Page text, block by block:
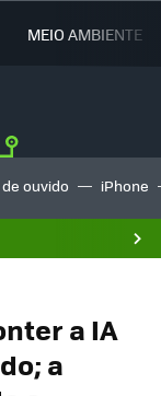
MEIO AMBIENTE
ouvido iPhone
a IA
a